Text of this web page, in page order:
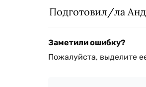
Подготовил/ла
Заметили ошибку?
Пожалуйста, выделите